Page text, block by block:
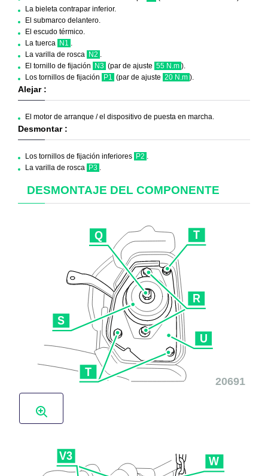
La bieleta contrapar inferior.
El submarco delantero.
El escudo térmico.
La tuerca N1
La varilla de rosca N2
El tornillo de fijación N3 (par de ajuste 55 N.m ).
Los tornillos de fijación P1 (par de ajuste 20 N.m ).
Alejar :
El motor de arranque / el dispositivo de puesta en marcha.
Desmontar :
Los tornillos de fijación inferiores P2
La varilla de rosca P3
DESMONTAJE DEL COMPONENTE